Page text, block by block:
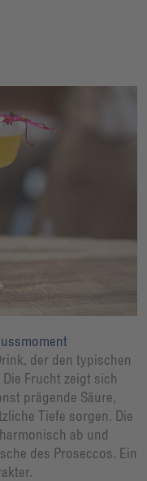
der den typischen
Frucht zeigt sich
prägende Säure,
Tiefe sorgen. Die
ab und
des Proseccos. Ein